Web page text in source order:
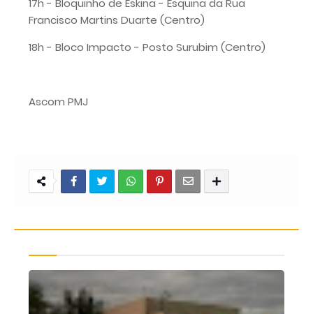
17h - Bloquinho de Eskina - Esquina da Rua
Francisco Martins Duarte (Centro)
18h - Bloco Impacto - Posto Surubim (Centro)
Ascom PMJ